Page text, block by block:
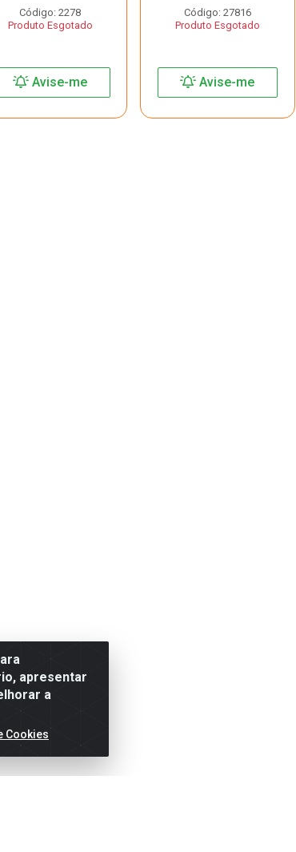
Código: 2278
Produto Esgotado
Avise-me
Código: 27816
Produto Esgotado
Avise-me
apresentar
a
Cookies